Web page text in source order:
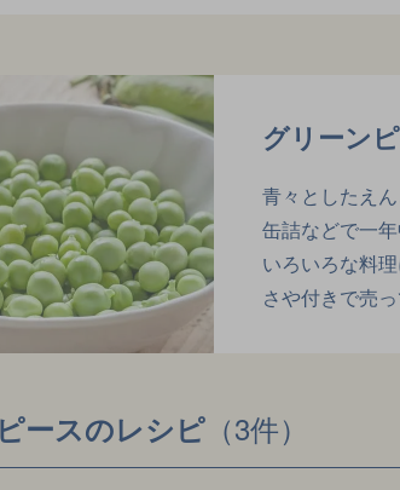
グリーン
青々としたえ
缶詰などで一
いろいろな料
さや付きで売
ースのレシピ （3件）